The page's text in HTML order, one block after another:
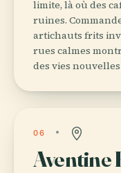
limite, là où des
ruines.
artichauts frits
rues calmes
des vies
06
Aventine